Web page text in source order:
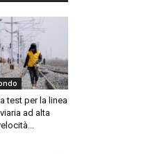
test per la linea
ad alta